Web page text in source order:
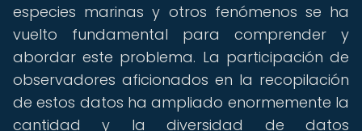
especies marinas y otros fenómenos se ha
vuelto fundamental para comprender y
abordar este problema. La participación de
observadores aficionados en la recopilación
de estos datos ha ampliado enormemente la
cantidad y la diversidad de datos